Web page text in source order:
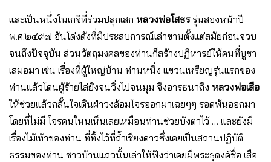
และเป็นหนึ่งในเกจิที่ร่วมปลุกเสก หลวงพ่อโสธรรุ่นสองหน้าปี
พ.ศ.๒๔๙๗ อันโด่งดังที่มีประสบการณ์เล่าขานตั้งแต่สมัยก่อนจวบ
จนถึงปัจจุบัน ส่วนวัตถุมงคลของท่านก็สร้างปฏิหารย์ให้คนที่บูชา
เสมอมา เช่น เรื่องที่ผู้ใหญ่บ้าน ท่านหนึ่ง แขวนเหรียญรุ่นแรกของ
ท่านแล้วโดนผู้ร้ายไล่ยิงจนวิ่งไปจนมุม จึงอารธนาถึง หลวงพ่อเสือ
ให้ช่วยแล้วกลั้นใจเดินฝ่าวงล้อมโจรออกมาเฉยๆๆ รอดพ้นออกมา
โดยที่ไม่มี โจรคนใหนเห็นเลยเหมือนท่านช่วยบังตาไว้ … และยังมี
เรื่องไม้เท้าของท่าน ที่ทิ้งไว้ที่ถ้ำเชียงดาวซึ่งเคยเป็นสถานปฏิบัติ
ธรรมของท่าน ชาวบ้านแถวนั้นเล่าให้ฟังว่าเคยมีพระธุดงค์ชื่อ เสือ